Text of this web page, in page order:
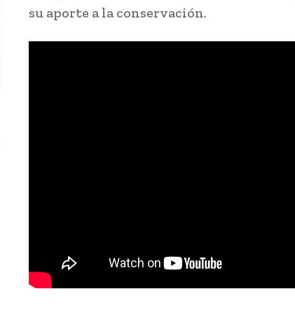
su aporte a la conservación.